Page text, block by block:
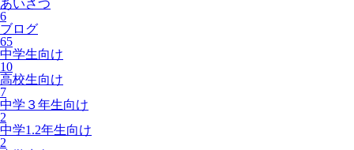
あいさつ
6
ブログ
65
中学生向け
10
高校生向け
7
中学３年生向け
2
中学1.2年生向け
2